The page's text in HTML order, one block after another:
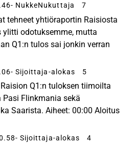
- NukkeNukuttaja 7
tehneet yhtiöraportin Raisiosta
ylitti odotuksemme, mutta
Q1:n tulos sai jonkin verran
- Sijoittaja-alokas 5
Q1:n tuloksen tiimoilta
Flinkmania sekä
Saarista. Aiheet: 00:00 Aloitus
- Sijoittaja-alokas 4